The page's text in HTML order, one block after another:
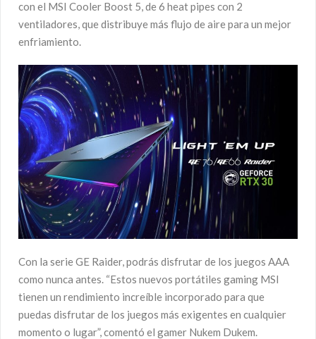
con el MSI Cooler Boost 5, de 6 heat pipes con 2
ventiladores, que distribuye más flujo de aire para un mejor
enfriamiento.
Con la serie GE Raider, podrás disfrutar de los juegos AAA
como nunca antes. “Estos nuevos portátiles gaming MSI
tienen un rendimiento increíble incorporado para que
puedas disfrutar de los juegos más exigentes en cualquier
momento o lugar”, comentó el gamer Nukem Dukem.